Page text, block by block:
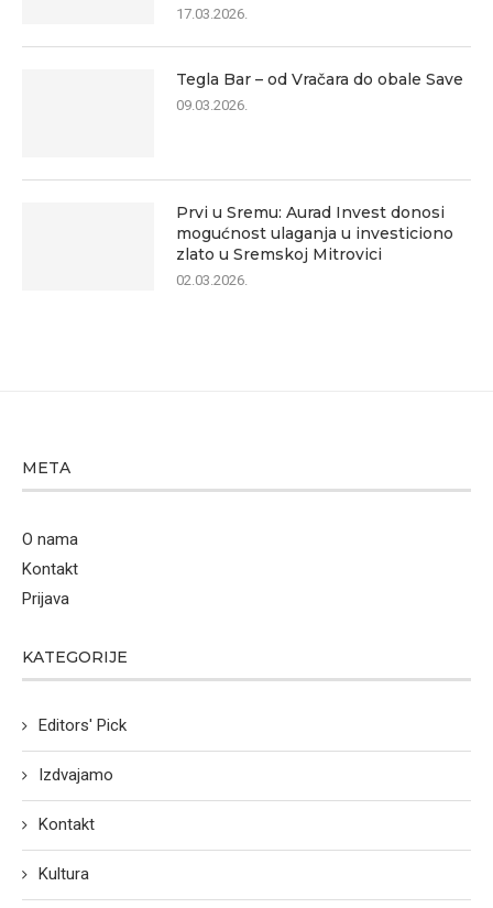
17.03.2026.
Tegla Bar – od Vračara do obale Save
09.03.2026.
Prvi u Sremu: Aurad Invest donosi
mogućnost ulaganja u investiciono
zlato u Sremskoj Mitrovici
02.03.2026.
META
O nama
Kontakt
Prijava
KATEGORIJE
Editors' Pick
Izdvajamo
Kontakt
Kultura